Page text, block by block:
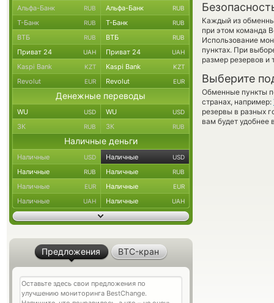
Каждый из
при этом команда
Использование
пунктах. При
размер резервов и
Выберите
Обменные пункты
странах, например:
резервы в разных
вам будет удобнее
Альфа-Банк RUB Альфа-Банк RUB
Т-Банк RUB Т-Банк RUB
ВТБ RUB ВТБ RUB
Приват 24 UAH Приват 24 UAH
Kaspi Bank KZT Kaspi Bank KZT
Revolut EUR Revolut EUR
Денежные переводы
WU USD WU USD
ЗК RUB ЗК RUB
Наличные деньги
Наличные USD Наличные USD
Наличные RUB Наличные RUB
Наличные EUR Наличные EUR
Наличные UAH Наличные UAH
Предложения BTC-кран